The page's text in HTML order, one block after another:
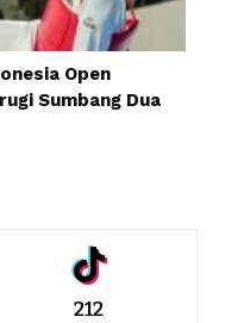
Open
Sumbang Dua
212